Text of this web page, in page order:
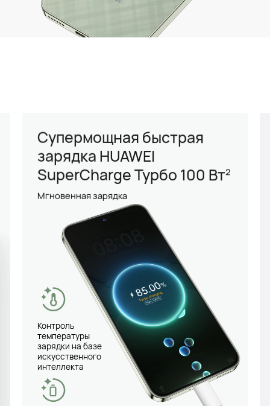
Супермощная быстрая
зарядка HUAWEI
SuperCharge Турбо 100 Вт2
Мгновенная зарядка
Контроль
температуры
зарядки на базе
искусственного
интеллекта